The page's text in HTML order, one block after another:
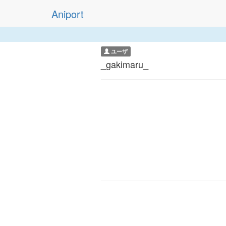
Aniport
ユーザ
_gakimaru_